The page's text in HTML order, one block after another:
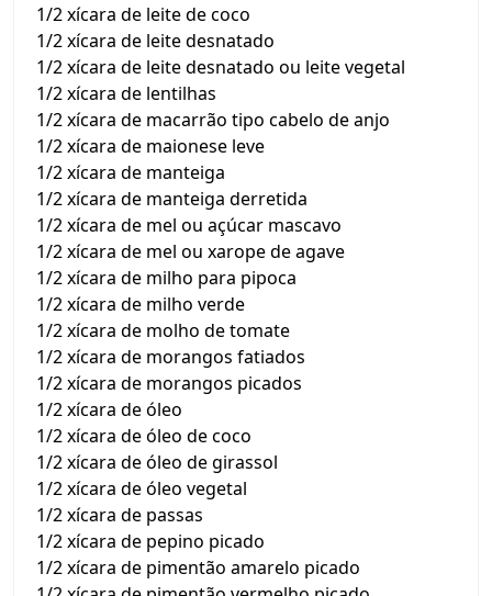
1/2 xícara de leite de coco
1/2 xícara de leite desnatado
1/2 xícara de leite desnatado ou leite vegetal
1/2 xícara de lentilhas
1/2 xícara de macarrão tipo cabelo de anjo
1/2 xícara de maionese leve
1/2 xícara de manteiga
1/2 xícara de manteiga derretida
1/2 xícara de mel ou açúcar mascavo
1/2 xícara de mel ou xarope de agave
1/2 xícara de milho para pipoca
1/2 xícara de milho verde
1/2 xícara de molho de tomate
1/2 xícara de morangos fatiados
1/2 xícara de morangos picados
1/2 xícara de óleo
1/2 xícara de óleo de coco
1/2 xícara de óleo de girassol
1/2 xícara de óleo vegetal
1/2 xícara de passas
1/2 xícara de pepino picado
1/2 xícara de pimentão amarelo picado